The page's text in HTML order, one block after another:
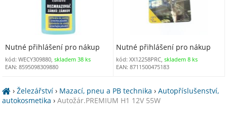
Nutné přihlášení pro nákup
kód: WECY309880, skladem 38 ks
EAN: 8595098309880
Nutné přihlášení pro nákup
kód: XX12258PRC,skladem 8 ks
EAN: 8711500475183
›Železářství › Mazací, pneu a PB technika ›Autopříslušenství,
autokosmetika ›Autožár.PREMIUM H1 12V 55W